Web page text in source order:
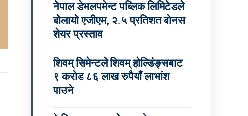
नेपाल डेभलपमेन्ट पब्लिक लिमिटेडले
बोलायो एजीएम, २.५ प्रतिशत बोनस
शेयर प्रस्ताव
शिवम् सिमेन्टले शिवम् होल्डिंङ्सबाट
९ करोड ८६ लाख रुपैयाँ लाभांश
पाउने